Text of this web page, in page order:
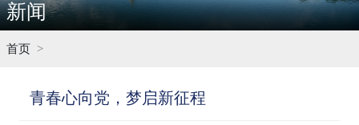
新闻
首页
青春心向党，梦启新征程